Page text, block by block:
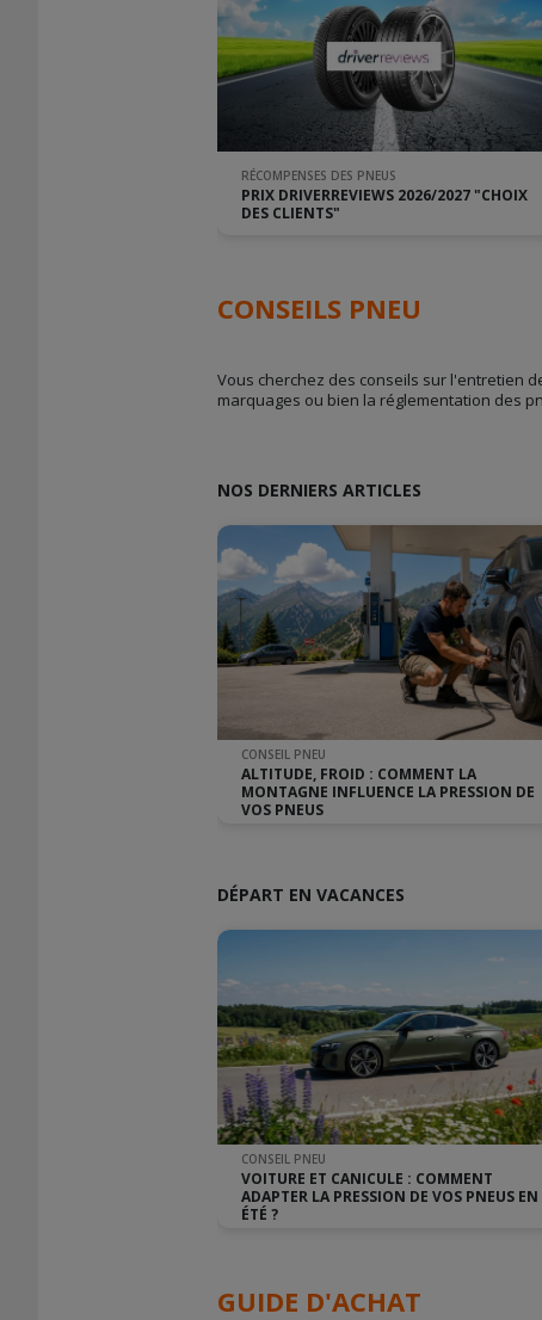
RÉCOMPENSES DES PNEUS
PRIX DRIVERREVIEWS 2026/2027 "CHOIX
DES CLIENTS"
CONSEILS PNEU
Vous cherchez des conseils sur l'entretien
marquages ou bien la réglementation des
NOS DERNIERS ARTICLES
CONSEIL PNEU
ALTITUDE, FROID : COMMENT LA
MONTAGNE INFLUENCE LA PRESSION DE
VOS PNEUS
DÉPART EN VACANCES
CONSEIL PNEU
VOITURE ET CANICULE : COMMENT
ADAPTER LA PRESSION DE VOS PNEUS EN
ÉTÉ ?
GUIDE D'ACHAT